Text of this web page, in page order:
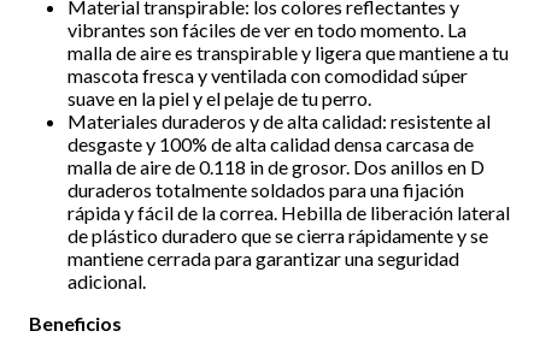
Material transpirable: los colores reflectantes y
vibrantes son fáciles de ver en todo momento. La
malla de aire es transpirable y ligera que mantiene a tu
mascota fresca y ventilada con comodidad súper
suave en la piel y el pelaje de tu perro.
Materiales duraderos y de alta calidad: resistente al
desgaste y 100% de alta calidad densa carcasa de
malla de aire de 0.118 in de grosor. Dos anillos en D
duraderos totalmente soldados para una fijación
rápida y fácil de la correa. Hebilla de liberación lateral
de plástico duradero que se cierra rápidamente y se
mantiene cerrada para garantizar una seguridad
adicional.
Beneficios